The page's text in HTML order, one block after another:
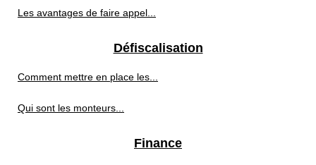
Les avantages de faire appel...
Défiscalisation
Comment mettre en place les...
Qui sont les monteurs...
Finance